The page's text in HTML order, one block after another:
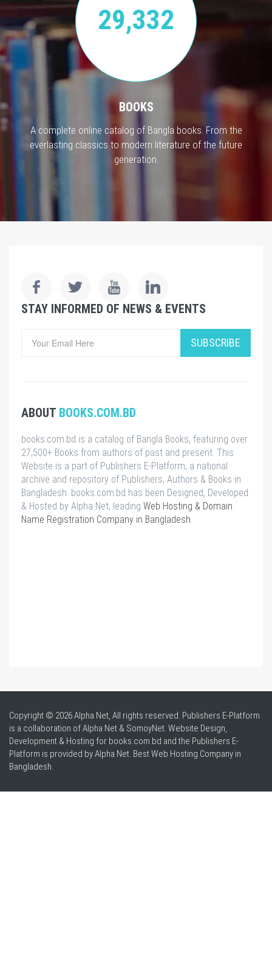
29,332
BOOKS
A complete online catalog of Bangla books. From the
everlasting classics to modern literature of the future
generation.
STAY INFORMED OF NEWS & EVENTS
SUBSCRIBE
ABOUT BOOKS.COM.BD
books.com.bd is a catalog of Bangla Books, featuring over
27,500+ Books from authors of past and present. This
Website is a part of Publishers E-Platform, a national
archive and repository of Publishers, Authors & Books in
Bangladesh. books.com.bd has been Designed, Developed
& Hosted by Alpha Net, leading Web Hosting & Domain
Name Registration Company in Bangladesh
Copyright © 2026 Alpha Net, All rights reserved. Publishers E-Platform
is a collaboration of Alpha Net & SomoyNet. Website Design,
Development & Hosting for books.com.bd and the Publishers E-
Platform is provided by Alpha Net. BestWeb Hosting Company in
Bangladesh.